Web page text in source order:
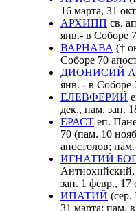
16 марта, 31
АРХИПП св.
янв.- в Соборе
ВАРНАВА (†
Соборе 70
ДИОНИСИЙ
янв. - в Соборе
ЕЛЕВФЕРИЙ
дек., пам. зап.
ЕРАСТ еп.
70 (пам. 10
апостолов;
ИГНАТИЙ
зап. 1 февр., 17
ИПАТИЙ
31 марта; пам.